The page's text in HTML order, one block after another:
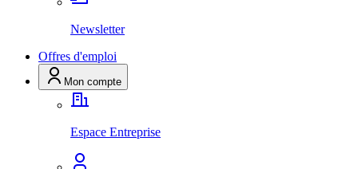
Newsletter
Offres d'emploi
Mon compte
Espace Entreprise